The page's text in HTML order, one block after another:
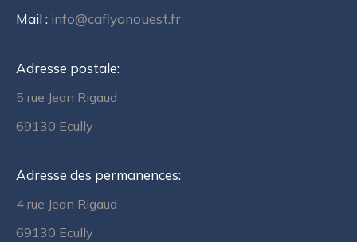
Mail : info@caflyonouest.fr
Adresse postale:
5 rue Jean Rigaud
69130 Ecully
Adresse des permanences:
4 rue Jean Rigaud
69130 Ecully